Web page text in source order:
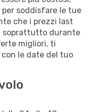
soddisfare le tue
che i prezzi last
soprattutto durante
migliori, ti
le date del tuo